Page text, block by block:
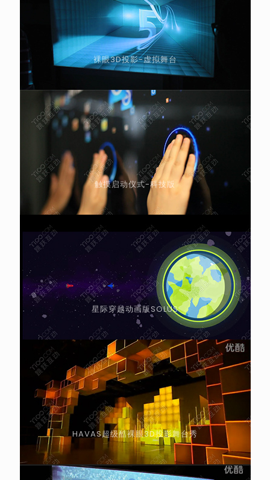
裸眼3D投影-虚拟舞台
触摸启动仪式-科技版
星际穿越动画版SOLUS
HAVAS超级酷裸眼3D投影舞台秀